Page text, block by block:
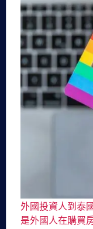
外國投資人到泰
是外國人在購買